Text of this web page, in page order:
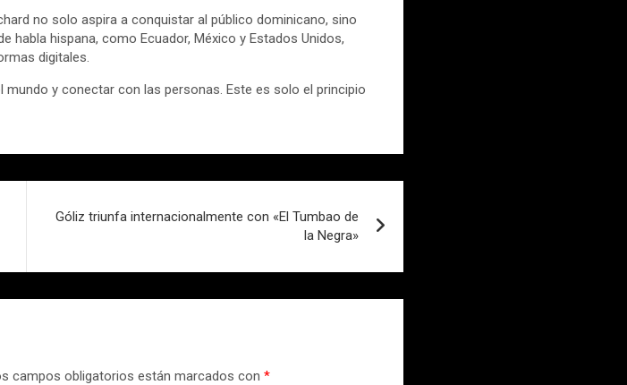
no solo aspira a conquistar al público dominicano, sino
habla hispana, como Ecuador, México y Estados Unidos,
digitales.
y conectar con las personas. Este es solo el principio
Góliz triunfa internacionalmente con «El Tumbao de
la Negra»
campos obligatorios están marcados con*